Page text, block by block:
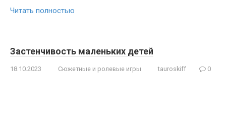
Читать полностью
Застенчивость маленьких детей
18.10.2023 Сюжетные и ролевые игры tauroskiff 0